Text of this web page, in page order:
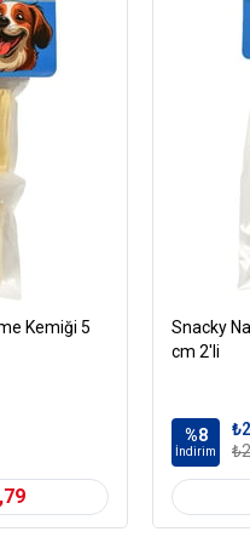
Kemiği 5
Snacky
cm 2'li
%8
İndirim